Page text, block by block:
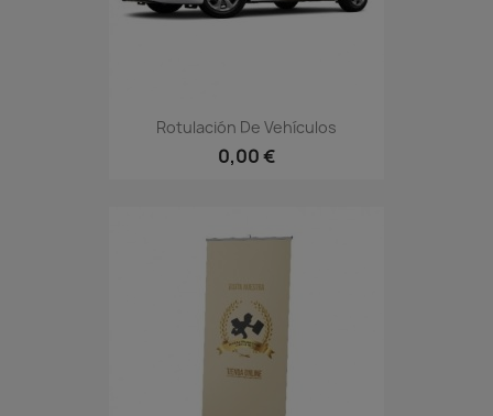
Rotulación De Vehículos
0,00 €